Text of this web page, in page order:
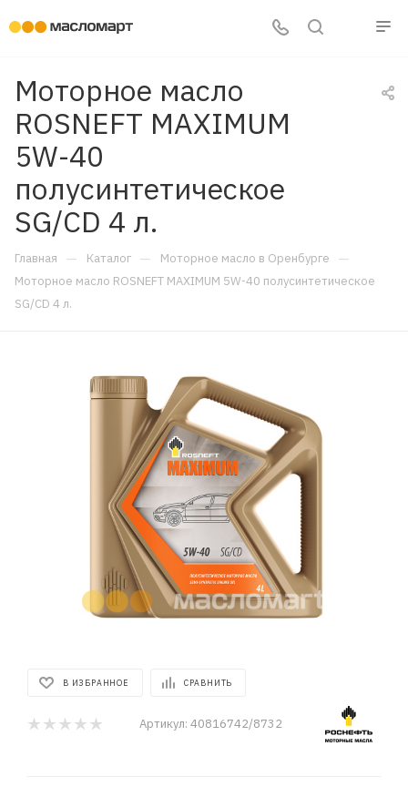
Моторное масло
ROSNEFT MAXIMUM
5W-40
полусинтетическое
SG/CD 4 л.
Главная — Каталог — Моторное масло в Оренбурге —
Моторное масло ROSNEFT MAXIMUM 5W-40 полусинтетическое
SG/CD 4 л.
В ИЗБРАННОЕ СРАВНИТЬ
Артикул: 40816742/8732